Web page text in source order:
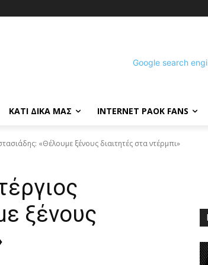
ΚΑΤΙ ΔΙΚΑ ΜΑΣ INTERNET PAOK FANS
«Θέλουμε ξένους διαιτητές στα ντέρμπι»
ξένους